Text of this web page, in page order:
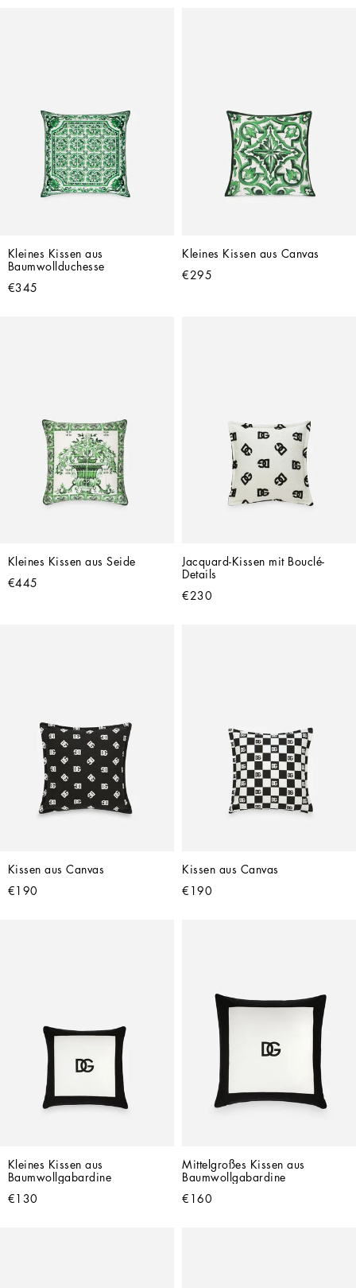
Kleines Kissen aus
Baumwollduchesse
€345
Kleines Kissen aus Canvas
€295
Kleines Kissen aus Seide
€445
Jacquard-Kissen mit Bouclé-
Details
€230
Kissen aus Canvas
€190
Kissen aus Canvas
€190
Kleines Kissen aus
Baumwollgabardine
€130
Mittelgroßes Kissen aus
Baumwollgabardine
€160